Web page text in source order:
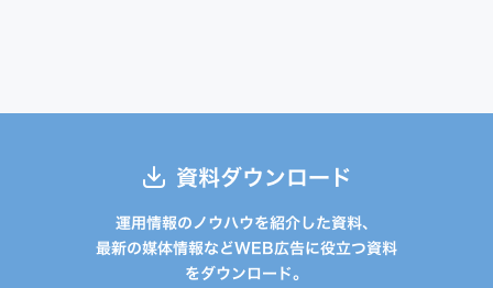
資料ダウンロード
運用情報のノウハウを紹介した資料、
最新の媒体情報などWEB広告に役立つ資料
をダウンロード。